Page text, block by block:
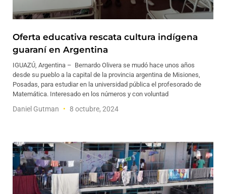
Oferta educativa rescata cultura indígena
guaraní en Argentina
IGUAZÚ, Argentina – Bernardo Olivera se mudó hace unos años
desde su pueblo a la capital de la provincia argentina de Misiones,
Posadas, para estudiar en la universidad pública el profesorado de
Matemática. Interesado en los números y con voluntad
Daniel Gutman 8 octubre, 2024